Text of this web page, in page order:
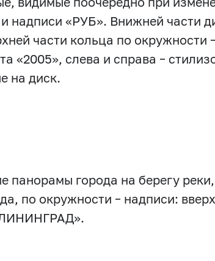
надписи «РУБ». Внижней части
части кольца по
«2005», слева и справа –
на диск.
панорамы города на берегу
по окружности – надписи: